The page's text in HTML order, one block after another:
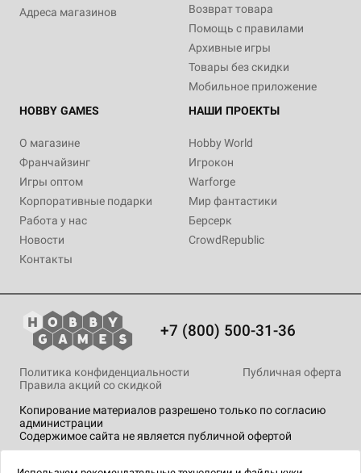
Адреса магазинов
Возврат товара
Помощь с правилами
Архивные игры
Товары без скидки
Мобильное приложение
HOBBY GAMES
О магазине
Франчайзинг
Игры оптом
Корпоративные подарки
Работа у нас
Новости
Контакты
НАШИ ПРОЕКТЫ
Hobby World
Игрокон
Warforge
Мир фантастики
Берсерк
CrowdRepublic
+7 (800) 500-31-36
Копирование материалов разрешено только по согласию
администрации
Содержимое сайта не является публичной офертой
Политика конфиденциальности
Публичная оферта
Правила акций со скидкой
технологии .